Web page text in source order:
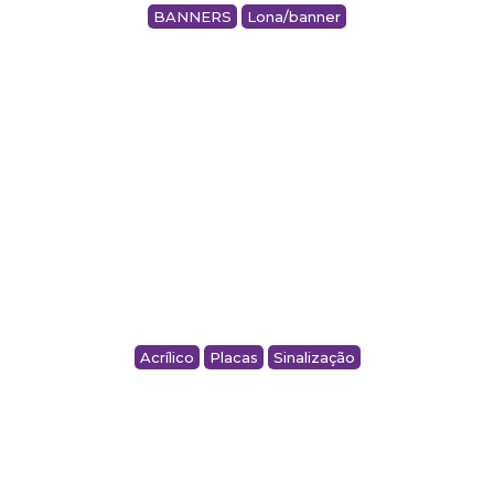
BANNERS Lona/banner
BANNER ROLL UP – MONDIALLE
Acrílico Placas Sinalização
PLACAS EM ACRÍLICO PARA TOTEM – SÃO